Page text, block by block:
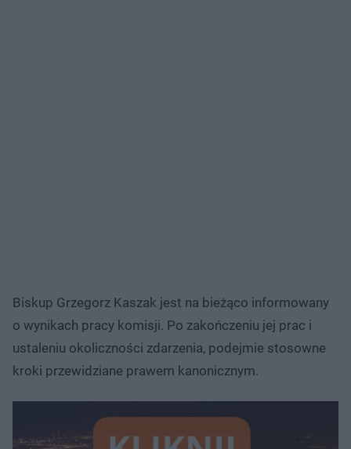
Biskup Grzegorz Kaszak jest na bieżąco informowany
o wynikach pracy komisji. Po zakończeniu jej prac i
ustaleniu okoliczności zdarzenia, podejmie stosowne
kroki przewidziane prawem kanonicznym.